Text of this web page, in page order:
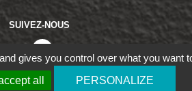
SUIVEZ-NOUS
gives you control over what you want
all PERSONALIZE